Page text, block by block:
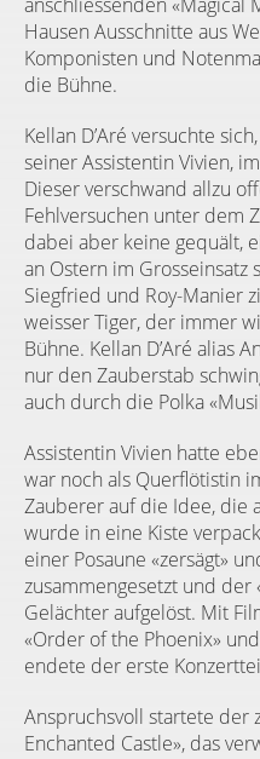
Hausen Ausschnitte aus
Komponisten und
die Bühne.
Kellan D’Aré versuchte
seiner Assistentin Vivien,
Dieser verschwand allzu
Fehlversuchen unter dem
dabei aber keine gequält,
an Ostern im Grosseinsatz
Siegfried und Roy-Manier
weisser Tiger, der immer
Bühne. Kellan D’Aré alias
nur den Zauberstab
auch durch die Polka
Assistentin Vivien hatte
war noch als Querflötistin
Zauberer auf die Idee, die
wurde in eine Kiste
einer Posaune «zersägt»
zusammengesetzt und der
Gelächter aufgelöst. Mit
«Order of the Phoenix»
endete der erste
Anspruchsvoll startete der
Enchanted Castle», das